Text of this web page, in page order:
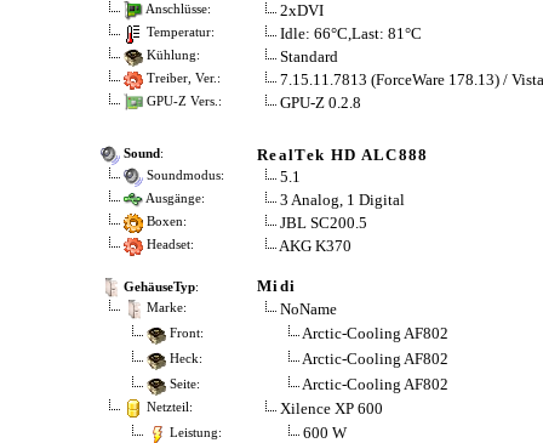
Anschlüsse: 2xDVI
Temperatur: Idle: 66°C,Last: 81°C
Kühlung: Standard
Treiber, Ver.: 7.15.11.7813 (ForceWare 178.13) / Vista
GPU-Z Vers.: GPU-Z 0.2.8
Sound: RealTek HD ALC888
Soundmodus: 5.1
Ausgänge: 3 Analog, 1 Digital
Boxen: JBL SC200.5
Headset: AKG K370
GehäuseTyp: Midi
Marke: NoName
Front: Arctic-Cooling AF802
Heck: Arctic-Cooling AF802
Seite: Arctic-Cooling AF802
Netzteil: Xilence XP 600
Leistung: 600 W